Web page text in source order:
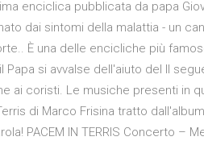
enciclica pubblicata da papa
dai sintomi della malattia - un
È una delle encicliche più
Papa si avvalse dell'aiuto del Il
ai coristi. Le musiche presenti in
di Marco Frisina tratto
PACEM IN TERRIS Concerto –